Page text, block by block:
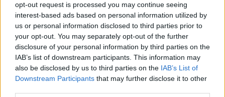
opt-out request is processed you may continue seeing
interest-based ads based on personal information utilized by
us or personal information disclosed to third parties prior to
your opt-out. You may separately opt-out of the further
disclosure of your personal information by third parties on the
IAB’s list of downstream participants. This information may
also be disclosed by us to third parties on the IAB’s List of
Downstream Participants that may further disclose it to other
2026.08.07. Kiss Lajos
Szolnokon egy kulcsfontosságú körforgalmat
részlegesen lezárnak a napokban, a közlekedés az
átlagost is meghaladó mértékben lebénul
Az aszfalt olyan nagymértékben károsodott, hogy már
nemigen lehet tovább húzni a javítási munkálatokat, ezzel
viszont...
Szolnok